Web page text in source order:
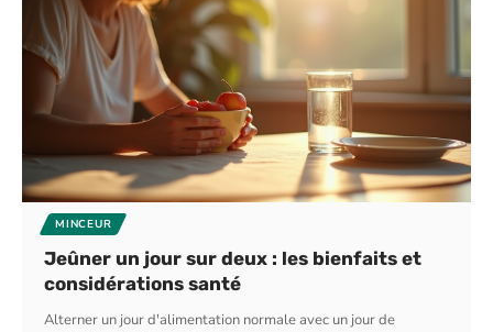
MINCEUR
Jeûner un jour sur deux : les bienfaits et
considérations santé
Alterner un jour d'alimentation normale avec un jour de